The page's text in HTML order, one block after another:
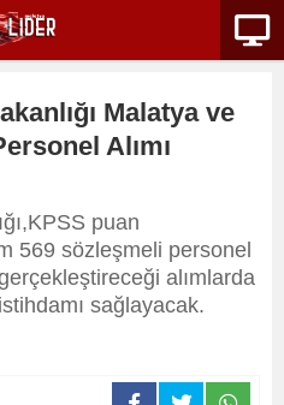
Malatya ve
Alımı
puan
569 sözleşmeli personel
alımlarda
sağlayacak.